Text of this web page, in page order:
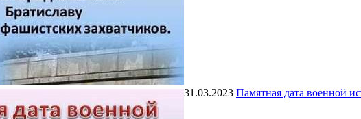
31.03.2023 Памятная дата военной